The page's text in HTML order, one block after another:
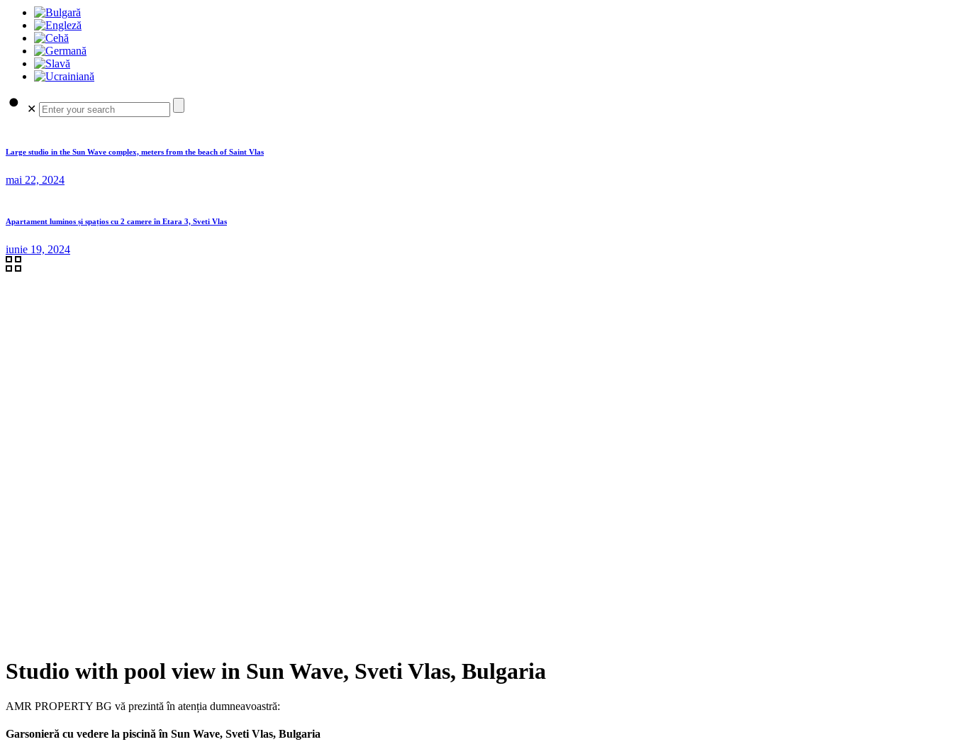
✕
Large studio in the Sun Wave complex, meters from the beach of Saint Vlas
mai 22, 2024
Apartament luminos și spațios cu 2 camere în Etara 3, Sveti Vlas
iunie 19, 2024
Studio with pool view in Sun Wave, Sveti Vlas, Bulgaria
AMR PROPERTY BG vă prezintă în atenția dumneavoastră:
Garsonieră cu vedere la piscină în Sun Wave, Sveti Vlas, Bulgaria